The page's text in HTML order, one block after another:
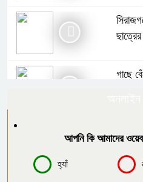
গাছে
আটক-
আপনি কি আমাদের
হ্যাঁ